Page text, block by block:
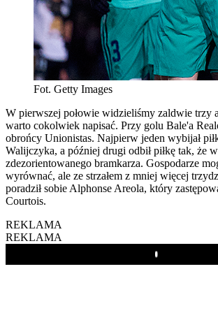
Fot. Getty Images
W pierwszej połowie widzieliśmy zaldwie trzy
warto cokolwiek napisać. Przy golu Bale'a
obrońcy Unionistas. Najpierw jeden wybijał
Walijczyka, a później drugi odbił piłkę tak, że
zdezorientowanego bramkarza. Gospodarze
wyrównać, ale ze strzałem z mniej więcej
poradził sobie Alphonse Areola, który
Courtois.
REKLAMA
REKLAMA
Play